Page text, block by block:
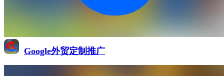
Google外贸定制推广